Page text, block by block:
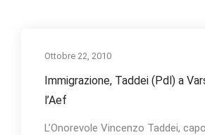
Ottobre 22, 2010
Immigrazione, Taddei (Pdl) a
l’Aef
L’Onorevole Vincenzo Taddei,